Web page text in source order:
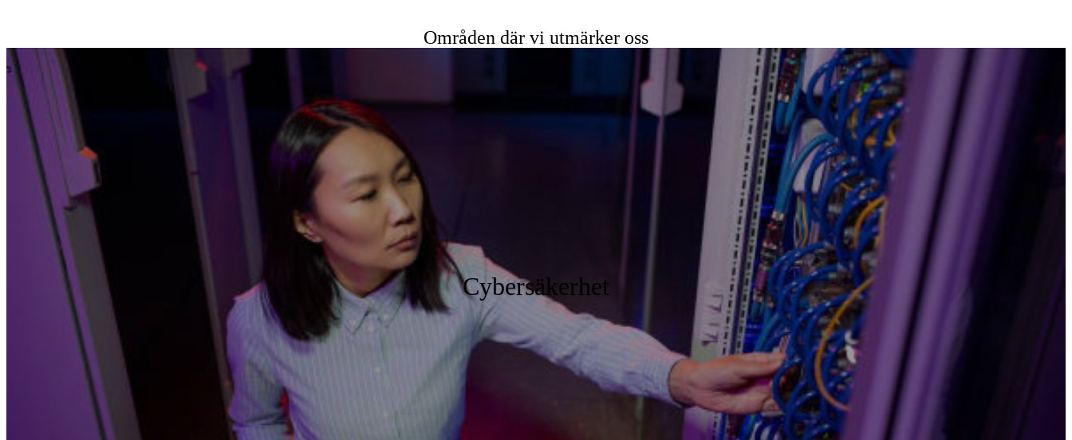
Områden där vi utmärker oss
Cybersäkerhet